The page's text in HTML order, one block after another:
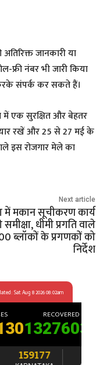
जानकारी या
नंबर भी जारी किया
संपर्क कर सकते हैं।
में एक सुरक्षित और बेहतर
रखें और 25 से 27 मई के
इस रोजगार मेले का
Next article
में मकान सूचीकरण कार्य
धीमी प्रगति वाले
ब्लॉकों के प्रगणकों को
निर्देश